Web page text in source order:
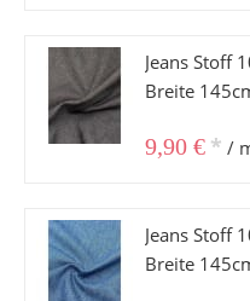
Jeans Stoff
Breite
9,90 € * /
Jeans Stoff
Breite